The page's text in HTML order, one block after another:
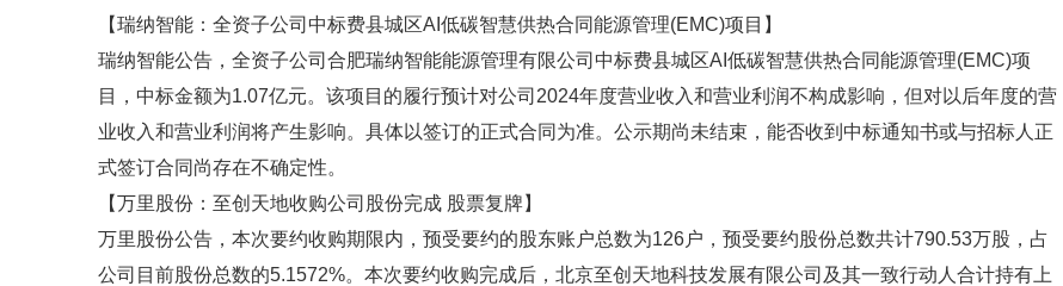
【瑞纳智能：全资子公司中标费县城区AI低碳智慧供热合同能源管理(EMC)项目】
瑞纳智能公告，全资子公司合肥瑞纳智能能源管理有限公司中标费县城区AI低碳智慧供热合同能源管理(EMC)项
目，中标金额为1.07亿元。该项目的履行预计对公司2024年度营业收入和营业利润不构成影响，但对以后年度的营
业收入和营业利润将产生影响。具体以签订的正式合同为准。公示期尚未结束，能否收到中标通知书或与招标人正
式签订合同尚存在不确定性。
【万里股份：至创天地收购公司股份完成 股票复牌】
万里股份公告，本次要约收购期限内，预受要约的股东账户总数为126户，预受要约股份总数共计790.53万股，占
公司目前股份总数的5.1572%。本次要约收购完成后，北京至创天地科技发展有限公司及其一致行动人合计持有上